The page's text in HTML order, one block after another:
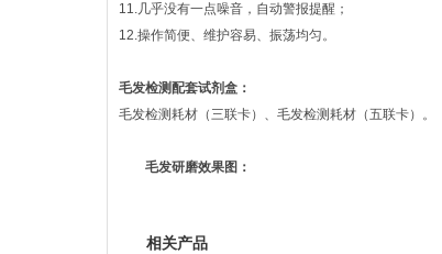
11.几乎没有一点噪音，自动警报提醒；
12.操作简便、维护容易、振荡均匀。
毛发检测配套试剂盒：
毛发检测耗材（三联卡）、毛发检测耗材（五联卡）。
毛发研磨效果图：
相关产品